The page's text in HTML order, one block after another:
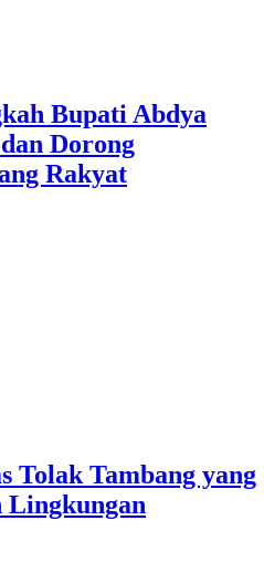
Bupati Abdya
Dorong
Rakyat
Tolak Tambang yang
Lingkungan